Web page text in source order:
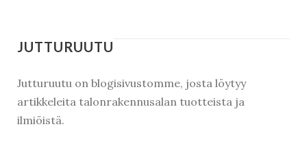
JUTTURUUTU
Jutturuutu on blogisivustomme, josta löytyy
artikkeleita talonrakennusalan tuotteista ja
ilmiöistä.